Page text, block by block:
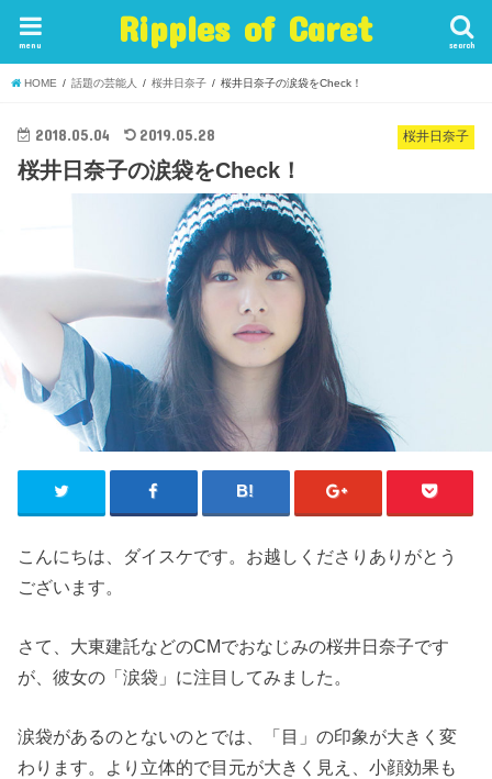
Ripples of Caret search
menu
HOME 話題の芸能人 桜井日奈子 桜井日奈子の涙袋をCheck！
桜井日奈子
2018.05.04 2019.05.28
桜井日奈子の涙袋をCheck！
こんにちは、ダイスケです。お越しくださりありがとう
ございます。
さて、大東建託などのCMでおなじみの桜井日奈子です
が、彼女の「涙袋」に注目してみました。
涙袋があるのとないのとでは、「目」の印象が大きく変
わります。より立体的で目元が大きく見え、小顔効果も